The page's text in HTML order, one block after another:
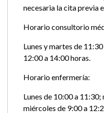
necesaria la cita previa
Horario consultorio
Lunes y martes de
12:00 a 14:00 horas.
Horario enfermería:
Lunes de 10:00 a
miércoles de 9:00 a